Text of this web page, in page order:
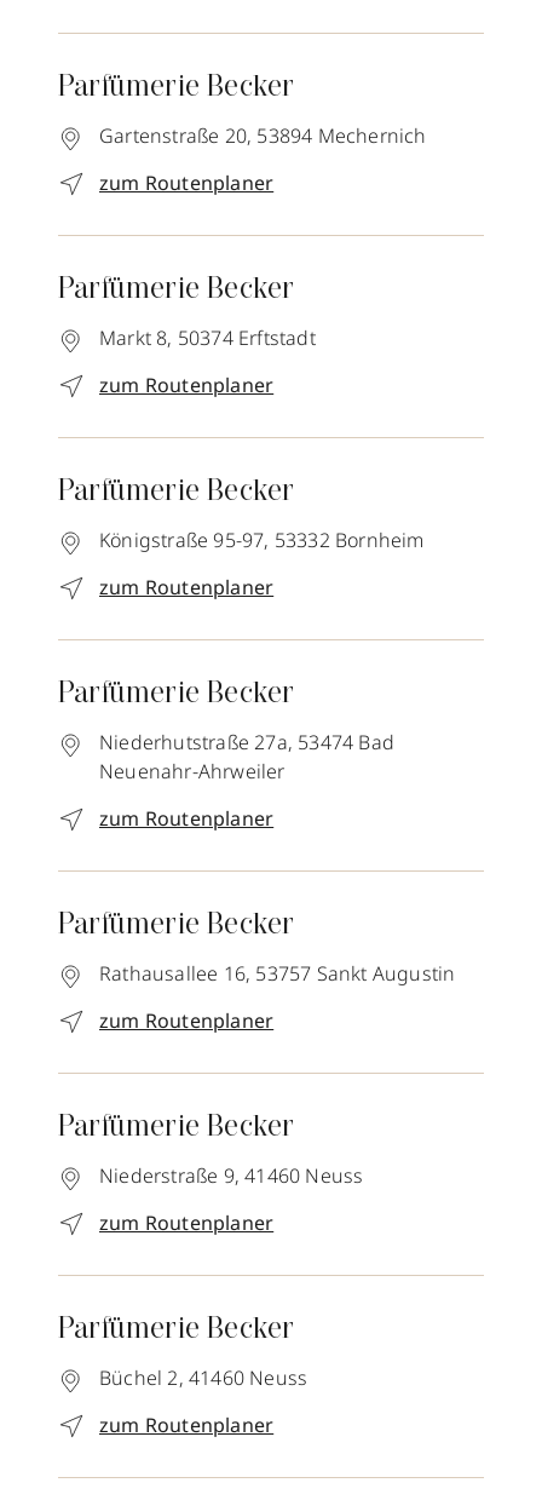
Parfümerie Becker
Gartenstraße 20, 53894 Mechernich
zum Routenplaner
Parfümerie Becker
Markt 8, 50374 Erftstadt
zum Routenplaner
Parfümerie Becker
Königstraße 95-97, 53332 Bornheim
zum Routenplaner
Parfümerie Becker
Niederhutstraße 27a, 53474 Bad
Neuenahr-Ahrweiler
zum Routenplaner
Parfümerie Becker
Rathausallee 16, 53757 Sankt Augustin
zum Routenplaner
Parfümerie Becker
Niederstraße 9, 41460 Neuss
zum Routenplaner
Parfümerie Becker
Büchel 2, 41460 Neuss
zum Routenplaner